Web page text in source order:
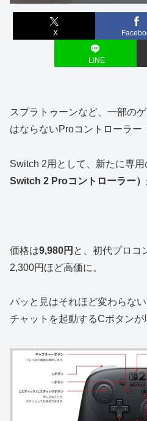
X
LINE
スプラトゥーンなど、一部の
はならないProコントローラー
Switch 2用として、新たに専用
Switch 2 Proコントローラー）
価格は9,980円 と、初代プロコ
2,300円ほど高価に。
パッと見はそれほど変わらな
チャットを起動するCボタンが